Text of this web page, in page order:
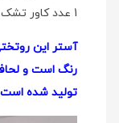
1 عدد کاور تشک کش‌دوزی شده با ابعاد
آستر این
تولید شده